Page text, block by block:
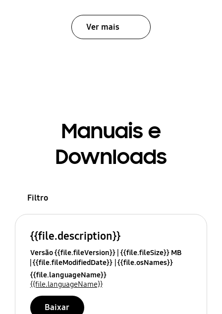
Ver mais
Manuais e
Downloads
Filtro
{{file.description}}
Versão {{file.fileVersion}} {{file.fileSize}} MB
{{file.fileModifiedDate}} {{file.osNames}}
{{file.languageName}}
{{file.languageName}}
Baixar